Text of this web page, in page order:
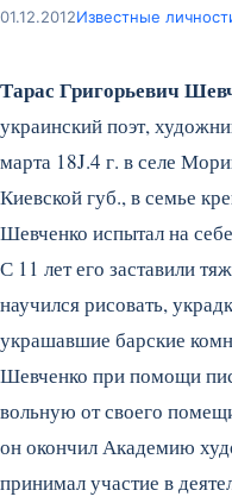
01.12.2012Известные
Тарас Григорьевич
украинский поэт,
марта 18J.4 г. в селе
Киевской губ., в семье
Шевченко испытал на
С 11 лет его заставили
научился рисовать,
украшавшие барские
Шевченко при помощи
вольную от своего
он окончил Академию
принимал участие в